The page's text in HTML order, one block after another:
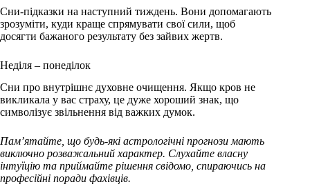
Сни-підказки на наступний тиждень. Вони допомагають
зрозуміти, куди краще спрямувати свої сили, щоб
досягти бажаного результату без зайвих жертв.
Неділя – понеділок
Сни про внутрішнє духовне очищення. Якщо кров не
викликала у вас страху, це дуже хороший знак, що
символізує звільнення від важких думок.
Пам’ятайте, що будь-які астрологічні прогнози мають
виключно розважальний характер. Слухайте власну
інтуїцію та приймайте рішення свідомо, спираючись на
професійні поради фахівців.